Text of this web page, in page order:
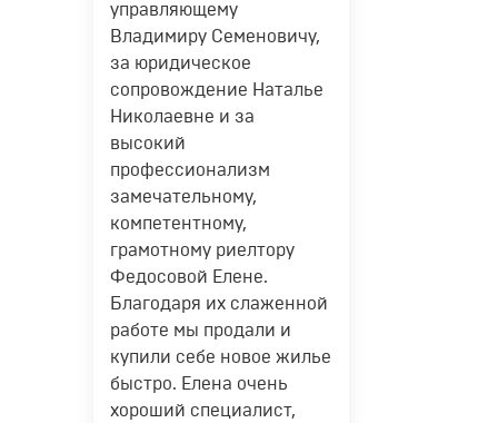
управляющему
Владимиру Семеновичу,
за юридическое
сопровождение Наталье
Николаевне и за
высокий
профессионализм
замечательному,
компетентному,
грамотному риелтору
Федосовой Елене.
Благодаря их слаженной
работе мы продали и
купили себе новое жилье
быстро. Елена очень
хороший специалист,